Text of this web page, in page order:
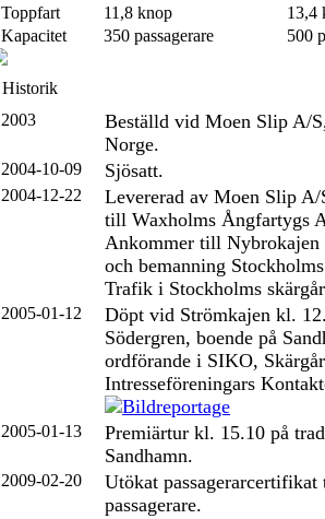
Toppfart
11,8 knop
13,4
Kapacitet
350 passagerare 500
Historik
2003
Beställd vid Moen Slip A/
Norge.
2004-10-09 Sjösatt.
2004-12-22
Levererad av Moen Slip
till Waxholms Ångfartygs
Ankommer till
och bemanning
Trafik i Stockholms
2005-01-12
Döpt vid Strömkajen kl.
Södergren, boende på
ordförande i SIKO,
Intresseföreningars
2005-01-13
Premiärtur kl. 15.10 på
Sandhamn.
2009-02-20
Utökat
passagerare.